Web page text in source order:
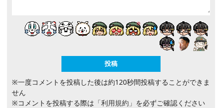
※一度コメントを投稿した後は約120秒間投稿することができま
せん
※コメントを投稿する際は 「利用規約」 を必ずご確認ください